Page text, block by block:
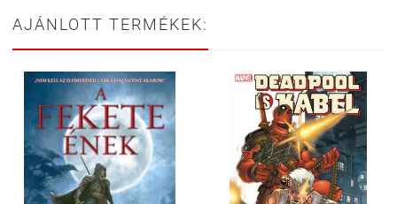
AJÁNLOTT TERMÉKEK: